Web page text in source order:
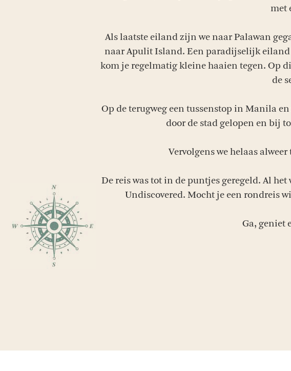
met
Als laatste eiland zijn we naar Palawan
naar Apulit Island. Een paradijselijk eiland
kom je regelmatig kleine haaien tegen. Op
de
Op de terugweg een tussenstop in Manila
door de stad gelopen en bij
Vervolgens we helaas
De reis was tot in de puntjes geregeld. Al
Undiscovered. Mocht je een rondreis
Ga, geniet